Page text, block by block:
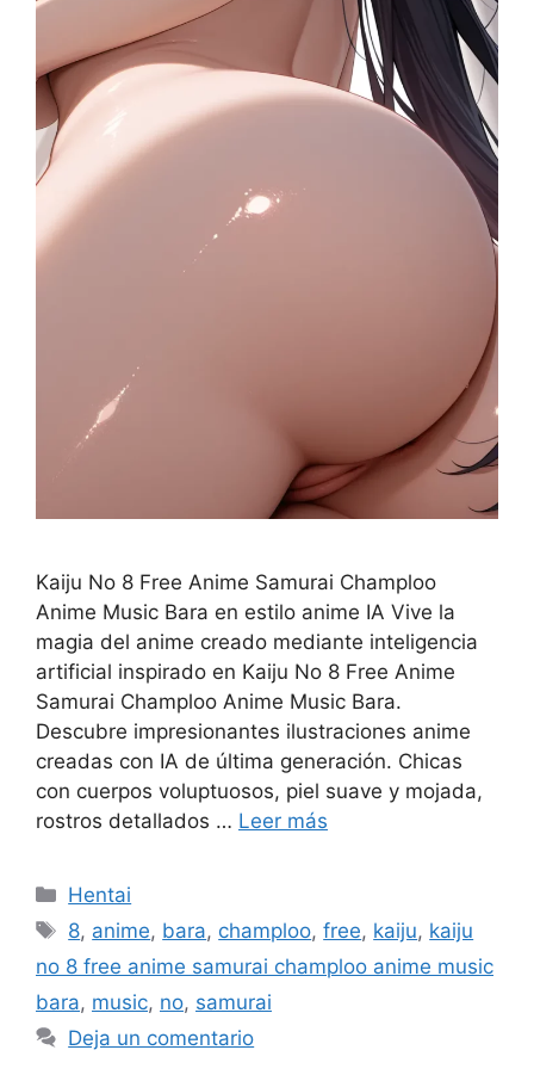
Kaiju No 8 Free Anime Samurai Champloo
Anime Music Bara en estilo anime IA Vive la
magia del anime creado mediante inteligencia
artificial inspirado en Kaiju No 8 Free Anime
Samurai Champloo Anime Music Bara.
Descubre impresionantes ilustraciones anime
creadas con IA de última generación. Chicas
con cuerpos voluptuosos, piel suave y mojada,
rostros detallados … Leer más
Categorías
Hentai
Etiquetas
8, anime, bara, champloo,free, kaiju, kaiju
no 8 free anime samurai champloo anime music
bara, music, no, samurai
Deja un comentario